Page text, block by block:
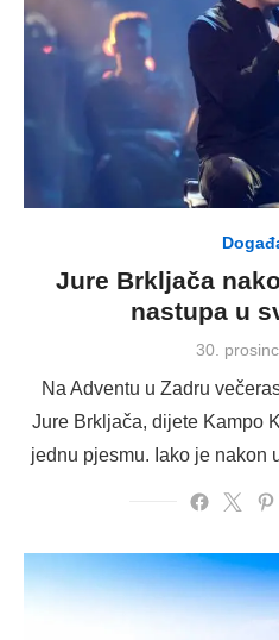
Jure Brkljača
nastupa u
Posted
30.
Na Adventu u Zadru
Jure Brkljača, dijete Kampo
jednu pjesmu. Iako je